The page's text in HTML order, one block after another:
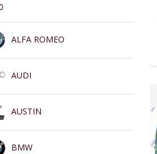
ALFA ROMEO
AUDI
AUSTIN
BMW